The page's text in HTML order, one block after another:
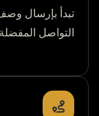
تبدأ بإرسال
التواصل